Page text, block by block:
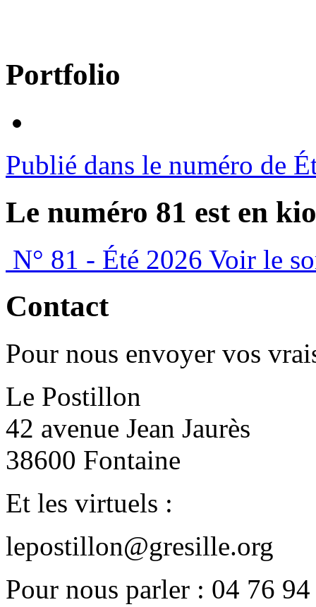
Portfolio
Publié dans le numéro de
Le numéro 81 est en
N° 81 - Été 2026 Voir le
Contact
Pour nous envoyer vos
Le Postillon
42 avenue Jean Jaurès
38600 Fontaine
Et les virtuels :
lepostillon@gresille.org
Pour nous parler : 04 76